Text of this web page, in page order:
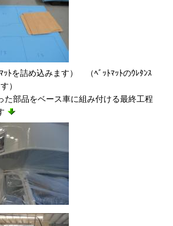
ｯﾄを詰め込みます） （ﾍﾞｯﾄﾏｯﾄのｳﾚﾀﾝｽ
）
た部品をベース車に組み付ける最終工程